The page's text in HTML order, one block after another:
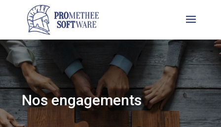
Nos engagements